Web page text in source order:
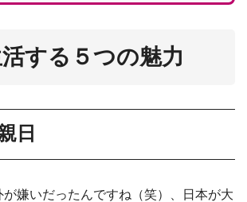
する５つの魅力
日
嫌いだったんですね（笑）、日本が大